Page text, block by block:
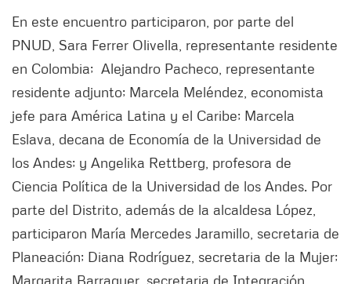
En este encuentro participaron, por parte del
PNUD, Sara Ferrer Olivella, representante residente
en Colombia; Alejandro Pacheco, representante
residente adjunto; Marcela Meléndez, economista
jefe para América Latina y el Caribe; Marcela
Eslava, decana de Economía de la Universidad de
los Andes; y Angelika Rettberg, profesora de
Ciencia Política de la Universidad de los Andes. Por
parte del Distrito, además de la alcaldesa López,
participaron María Mercedes Jaramillo, secretaria de
Planeación; Diana Rodríguez, secretaria de la Mujer;
Margarita Barraquer, secretaria de Integración